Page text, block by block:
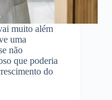
muito além
uma
não
que poderia
do